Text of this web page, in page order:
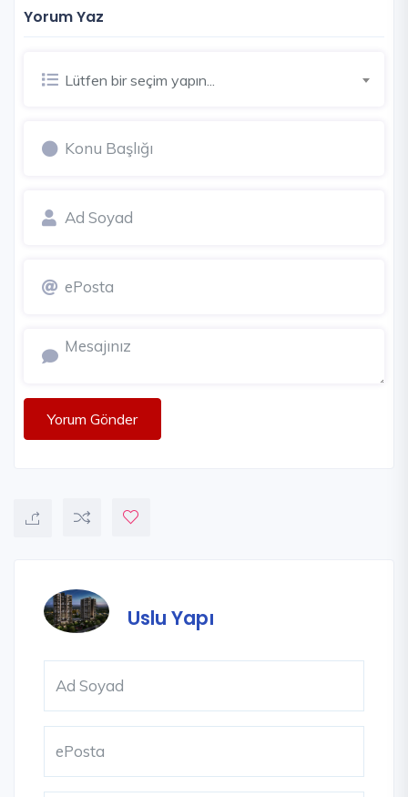
Yorum Yaz
Lütfen bir seçim yapın...
Yorum Gönder
Uslu Yapı